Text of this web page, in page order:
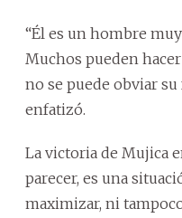
“Él es un hombre
Muchos pueden
no se puede obviar
enfatizó.
La victoria de Mujica
parecer, es una
maximizar, ni